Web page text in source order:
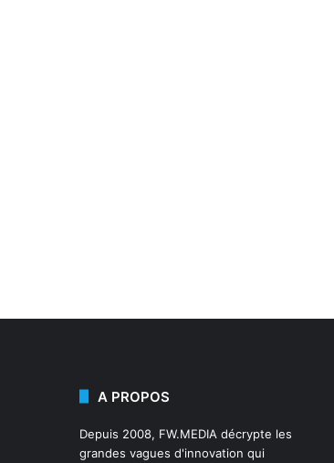
A PROPOS
Depuis 2008, FW.MEDIA décrypte les
grandes vagues d'innovation qui